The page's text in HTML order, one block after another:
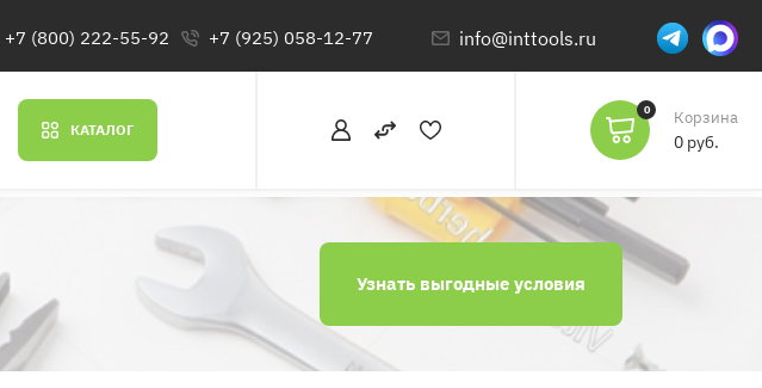
+7 (800) 222-55-92 +7 (925) 058-12-77 info@inttools.ru
КАТАЛОГ
0 Корзина
0 руб.
Узнать выгодные условия